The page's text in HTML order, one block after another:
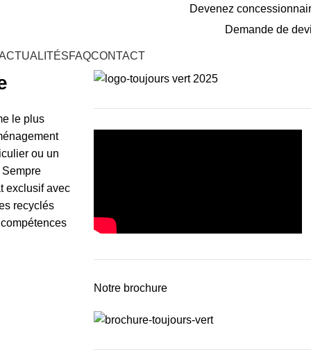
Devenez
Demande de
FAQCONTACT
le plus
ou un
exclusif avec
recyclés
Notre brochure